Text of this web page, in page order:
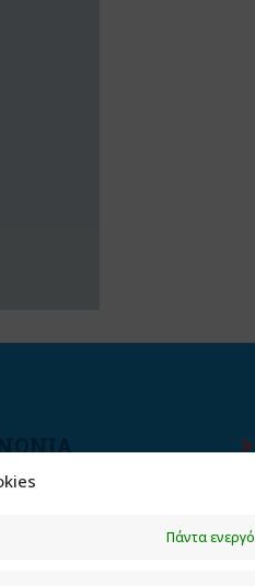
Πάντα ενεργό
& Αλεξάνδρου